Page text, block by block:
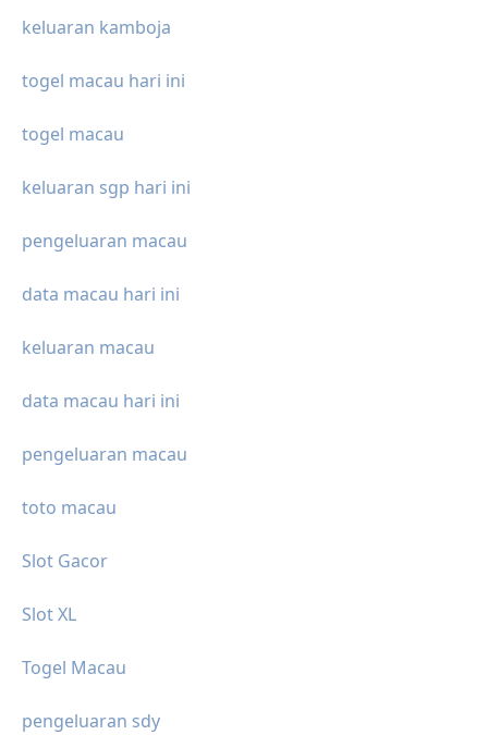
keluaran kamboja
togel macau hari ini
togel macau
keluaran sgp hari ini
pengeluaran macau
data macau hari ini
keluaran macau
data macau hari ini
pengeluaran macau
toto macau
Slot Gacor
Slot XL
Togel Macau
pengeluaran sdy